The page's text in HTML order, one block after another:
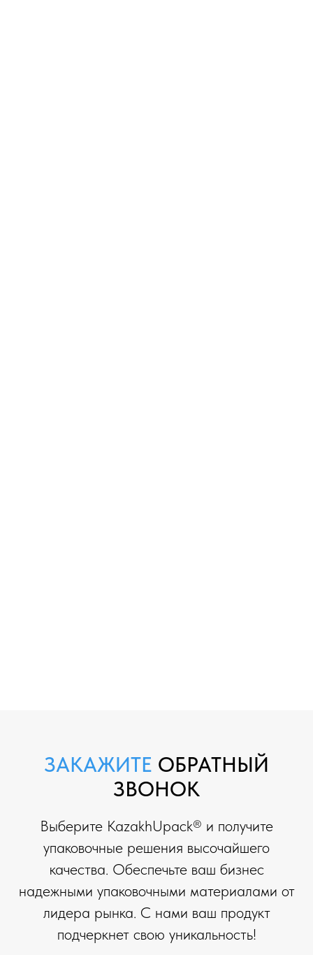
ЗАКАЖИТЕ ОБРАТНЫЙ
ЗВОНОК
Выберите KazakhUpack® и получите
упаковочные решения высочайшего
качества. Обеспечьте ваш бизнес
надежными упаковочными материалами от
лидера рынка. С нами ваш продукт
подчеркнет свою уникальность!